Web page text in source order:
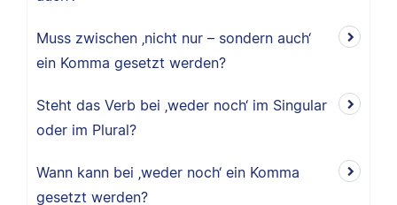
Muss zwischen ‚nicht nur – sondern auch‘
ein Komma gesetzt werden?
Steht das Verb bei ‚weder noch‘ im Singular
oder im Plural?
Wann kann bei ‚weder noch‘ ein Komma
gesetzt werden?